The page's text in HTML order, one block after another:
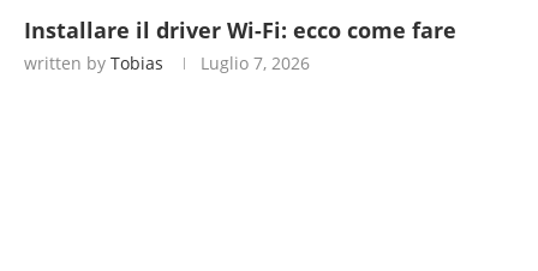
Installare il driver Wi-Fi: ecco come fare
written by Tobias Luglio 7, 2026